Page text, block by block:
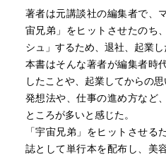
・短期的な成果に左右されな
をかけないといけないときに
しまうと、余計な不安が発生し
・社会にあるルールは、誰か
ルールで居心地が悪ければ、
ものだ。現代はまさに新しい
どのようなルールが社会を良
ればいけない。ぼくらの世代
著者は元講談社の編集者で、
宙兄弟」をヒットさせたのち
シュ」するため、退社、起業し
本書はそんな著者が編集者時
したことや、起業してからの思
発想法や、仕事の進め方など
ところが多いと感じた。
「宇宙兄弟」をヒットさせる
誌として単行本を配布し、美